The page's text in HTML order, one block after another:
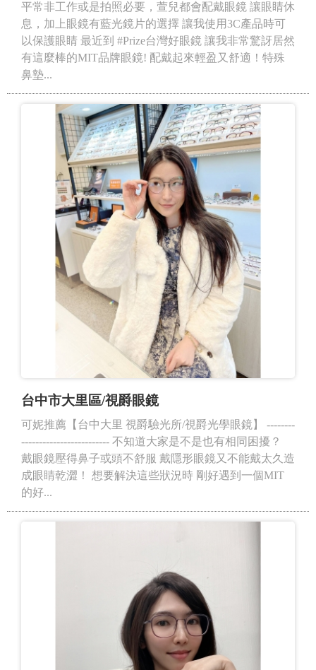
平常非工作或是拍照必要，萱兒都會配戴眼鏡 讓眼睛休
息，加上眼鏡有藍光鏡片的選擇 讓我使用3C產品時可
以保護眼睛 ⁡最近到 #Prize台灣好眼鏡 讓我非常驚訝居然
有這麼棒的MIT品牌眼鏡! 配戴起來輕盈又舒適！特殊
鼻墊...
台中市大里區/視爵眼鏡
可妮推薦【台中大里 視爵驗光所/視爵光學眼鏡】 --------
------------------------- 不知道大家是不是也有相同困擾？
戴眼鏡壓得鼻子或頭不舒服 戴隱形眼鏡又不能戴太久造
成眼睛乾澀！ 想要解決這些狀況時 剛好遇到一個MIT
的好...